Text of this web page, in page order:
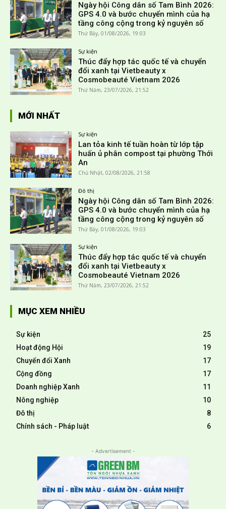
Ngày hội Công dân số Tam Bình 2026:
GPS 4.0 và bước chuyển mình của hạ
tầng công cộng trong kỷ nguyên số
Thứ Bảy, 01/08/2026, 19:03
Sự kiện
Thúc đẩy hợp tác quốc tế và chuyển
đổi xanh tại Vietbeauty x
Cosmobeauté Vietnam 2026
Thứ Năm, 23/07/2026, 21:52
MỚI NHẤT
Sự kiện
Lan tỏa kinh tế tuần hoàn từ lớp tập
huấn ủ phân compost tại phường Thới
An
Chủ Nhật, 02/08/2026, 21:58
Đô thị
Ngày hội Công dân số Tam Bình 2026:
GPS 4.0 và bước chuyển mình của hạ
tầng công cộng trong kỷ nguyên số
Thứ Bảy, 01/08/2026, 19:03
Sự kiện
Thúc đẩy hợp tác quốc tế và chuyển
đổi xanh tại Vietbeauty x
Cosmobeauté Vietnam 2026
Thứ Năm, 23/07/2026, 21:52
MỤC XEM NHIỀU
Sự kiện
25
Hoạt động Hội
19
Chuyển đổi Xanh
17
Cộng đồng
17
Doanh nghiệp Xanh
11
Nông nghiệp
10
Đô thị
8
Chính sách - Pháp luật
6
- Advertisement -